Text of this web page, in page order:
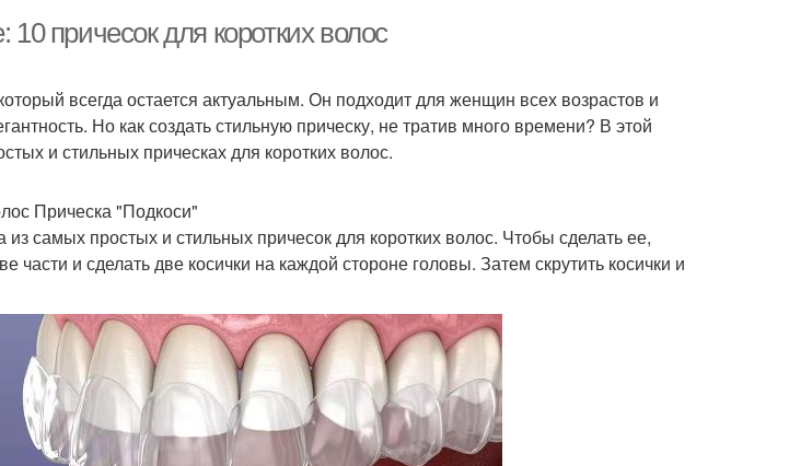
причесок для коротких волос
всегда остается актуальным. Он подходит для женщин всех возрастов и
Но как создать стильную прическу, не тратив много времени? В этой
и стильных прическах для коротких волос.
Прическа "Подкоси"
самых простых и стильных причесок для коротких волос. Чтобы сделать ее,
части и сделать две косички на каждой стороне головы. Затем скрутить косички и